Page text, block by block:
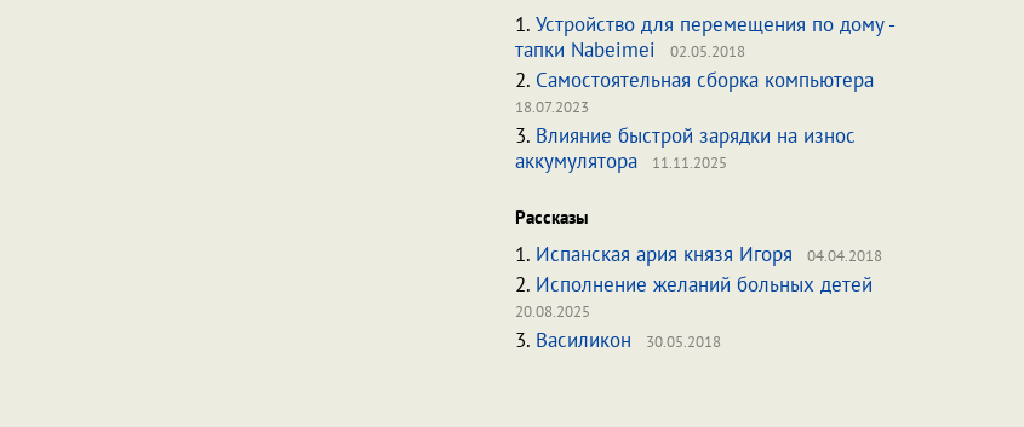
1. Устройство для перемещения по дому -
тапки Nabeimei
02.05.2018
2. Самостоятельная сборка компьютера
18.07.2023
3. Влияние быстрой зарядки на износ
аккумулятора
11.11.2025
Рассказы
1. Испанская ария князя Игоря 04.04.2018
2. Исполнение желаний больных детей
20.08.2025
3. Василикон 30.05.2018